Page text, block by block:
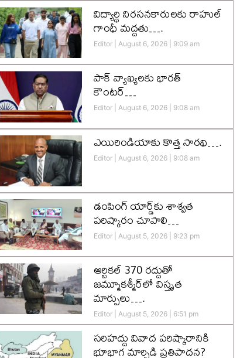
విద్యార్థి నిరసనకారులకు రాహుల్
గాంధీ మద్దతు….
Editor August 6, 2026 9:09 am
పాక్ వ్యాఖ్యలకు భారత్
కౌంటర్…
Editor August 6, 2026 9:08 am
ఎయిరిండియాకు కొత్త సారథి….
Editor August 6, 2026 9:08 am
డంపింగ్ యార్డ్‌కు శాశ్వత
పరిష్కారం చూపాలి…
Editor August 5, 2026 9:23 pm
ఆర్టికల్ 370 రద్దుతో
జమ్మూకశ్మీర్‌లో విస్తృత
మార్పులు….
Editor August 5, 2026 6:51 pm
సరిహద్దు వివాద పరిష్కారానికి
భూభాగ మార్పిడి ప్రతిపాదన?